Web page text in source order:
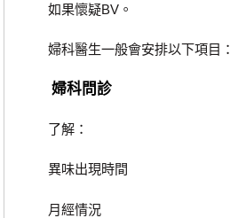
如果懷疑BV。
婦科醫生一般會安排以下項目：
婦科問診
了解：
異味出現時間
月經情況